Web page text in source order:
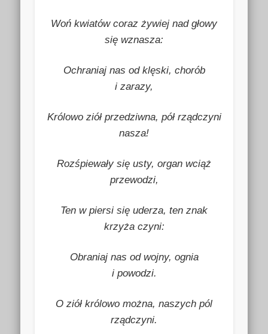
Woń kwiatów coraz żywiej nad głowy
się wznasza:
Ochraniaj nas od klęski, chorób
i zarazy,
Królowo ziół przedziwna, pół rządczyni
nasza!
Rozśpiewały się usty, organ wciąż
przewodzi,
Ten w piersi się uderza, ten znak
krzyża czyni:
Obraniaj nas od wojny, ognia
i powodzi.
O ziół królowo można, naszych pól
rządczyni.